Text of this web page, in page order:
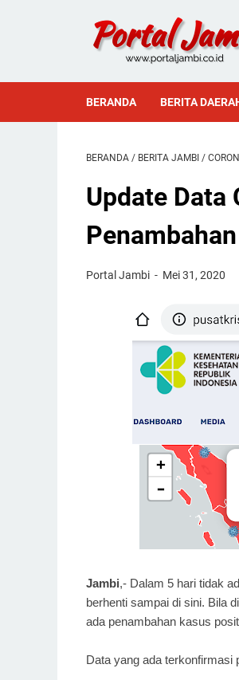
BERANDA BERITA
BERANDA / BERITA JAMBI /
Update Data
Portal Jambi Mei 31, 2020
Jambi,- Dalam 5 hari tidak
berhenti sampai di sini. Bila
ada penambahan kasus
Data yang ada terkonfirmasi